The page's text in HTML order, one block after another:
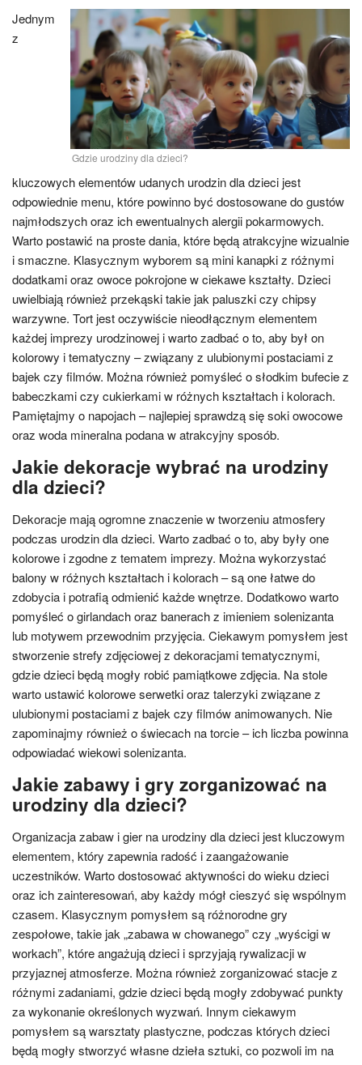
Gdzie urodziny dla dzieci?
Jednym
z
kluczowych elementów udanych urodzin dla dzieci jest
odpowiednie menu, które powinno być dostosowane do gustów
najmłodszych oraz ich ewentualnych alergii pokarmowych.
Warto postawić na proste dania, które będą atrakcyjne wizualnie
i smaczne. Klasycznym wyborem są mini kanapki z różnymi
dodatkami oraz owoce pokrojone w ciekawe kształty. Dzieci
uwielbiają również przekąski takie jak paluszki czy chipsy
warzywne. Tort jest oczywiście nieodłącznym elementem
każdej imprezy urodzinowej i warto zadbać o to, aby był on
kolorowy i tematyczny – związany z ulubionymi postaciami z
bajek czy filmów. Można również pomyśleć o słodkim bufecie z
babeczkami czy cukierkami w różnych kształtach i kolorach.
Pamiętajmy o napojach – najlepiej sprawdzą się soki owocowe
oraz woda mineralna podana w atrakcyjny sposób.
Jakie dekoracje wybrać na urodziny
dla dzieci?
Dekoracje mają ogromne znaczenie w tworzeniu atmosfery
podczas urodzin dla dzieci. Warto zadbać o to, aby były one
kolorowe i zgodne z tematem imprezy. Można wykorzystać
balony w różnych kształtach i kolorach – są one łatwe do
zdobycia i potrafią odmienić każde wnętrze. Dodatkowo warto
pomyśleć o girlandach oraz banerach z imieniem solenizanta
lub motywem przewodnim przyjęcia. Ciekawym pomysłem jest
stworzenie strefy zdjęciowej z dekoracjami tematycznymi,
gdzie dzieci będą mogły robić pamiątkowe zdjęcia. Na stole
warto ustawić kolorowe serwetki oraz talerzyki związane z
ulubionymi postaciami z bajek czy filmów animowanych. Nie
zapominajmy również o świecach na torcie – ich liczba powinna
odpowiadać wiekowi solenizanta.
Jakie zabawy i gry zorganizować na
urodziny dla dzieci?
Organizacja zabaw i gier na urodziny dla dzieci jest kluczowym
elementem, który zapewnia radość i zaangażowanie
uczestników. Warto dostosować aktywności do wieku dzieci
oraz ich zainteresowań, aby każdy mógł cieszyć się wspólnym
czasem. Klasycznym pomysłem są różnorodne gry
zespołowe, takie jak „zabawa w chowanego” czy „wyścigi w
workach”, które angażują dzieci i sprzyjają rywalizacji w
przyjaznej atmosferze. Można również zorganizować stacje z
różnymi zadaniami, gdzie dzieci będą mogły zdobywać punkty
za wykonanie określonych wyzwań. Innym ciekawym
pomysłem są warsztaty plastyczne, podczas których dzieci
będą mogły stworzyć własne dzieła sztuki, co pozwoli im na